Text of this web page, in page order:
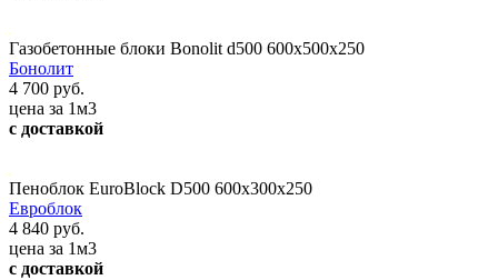
Газобетонные блоки Bonolit d500 600x500x250
Бонолит
4 700 руб.
цена за 1м3
с доставкой
Пеноблок EuroBlock D500 600x300x250
Евроблок
4 840 руб.
цена за 1м3
с доставкой